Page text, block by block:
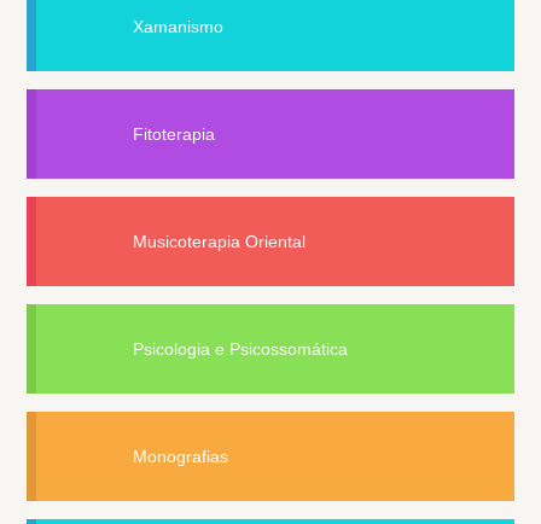
Xamanismo
Fitoterapia
Musicoterapia Oriental
Psicologia e Psicossomática
Monografias